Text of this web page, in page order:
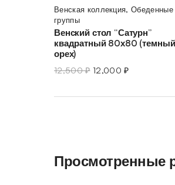
Венская коллекция,Обеденные
группы
Венский стол “Сатурн”
квадратный 80х80 (темный
орех)
12,500₽ 12,000₽
Просмотренные